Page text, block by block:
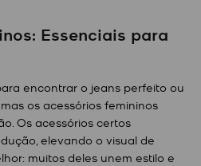
Essenciais para
encontrar o jeans perfeito ou
os acessórios femininos
Os acessórios certos
elevando o visual de
muitos deles unem estilo e